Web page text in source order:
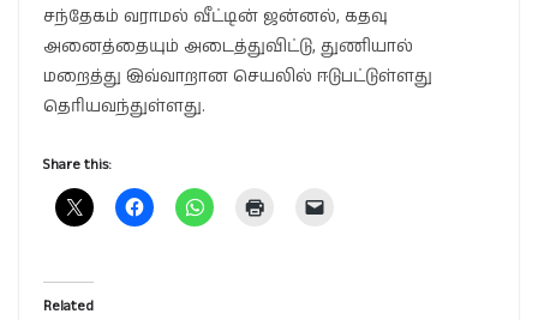
சந்தேகம் வராமல் வீட்டின் ஜன்னல், கதவு
அனைத்தையும் அடைத்துவிட்டு, துணியால்
மறைத்து இவ்வாறான செயலில் ஈடுபட்டுள்ளது
தெரியவந்துள்ளது.
Share this:
Related